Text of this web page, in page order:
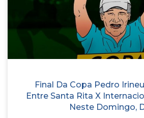
Final Da Copa Pedro
Entre Santa Rita X
Neste Domingo,